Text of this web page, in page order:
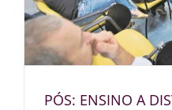
PÓS: ENSINO A